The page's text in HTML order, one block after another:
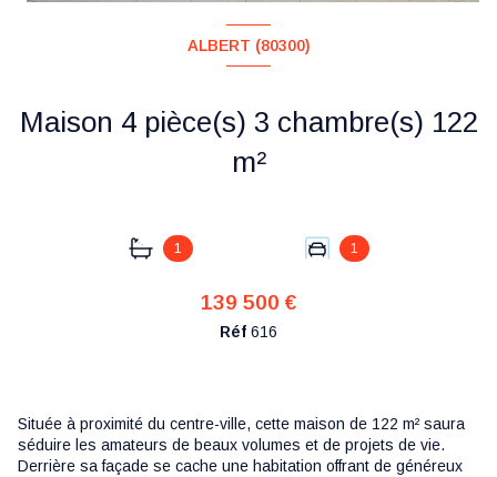
+4
ALBERT (80300)
Maison 4 pièce(s) 3 chambre(s) 122
m²
1 1
139 500 €
Réf 616
Située à proximité du centre-ville, cette maison de 122 m² saura
séduire les amateurs de beaux volumes et de projets de vie.
Derrière sa façade se cache une habitation offrant de généreux